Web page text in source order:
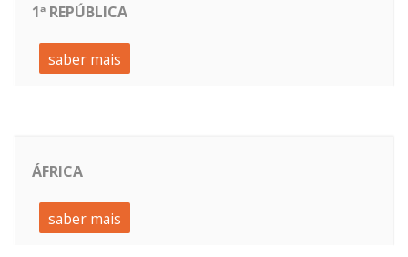
1ª REPÚBLICA
saber mais
ÁFRICA
saber mais